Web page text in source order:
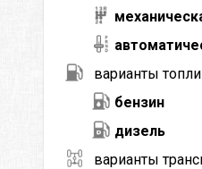
варианты
бензин
дизель
варианты